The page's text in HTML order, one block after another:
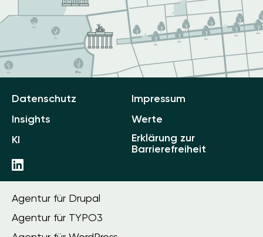
Datenschutz
Impressum
Insights
Werte
KI
Erklärung zur
Barrierefreiheit
Agentur für Drupal
Agentur für TYPO3